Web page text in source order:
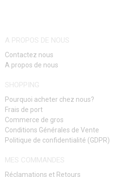
PROTECTEURS
CHARGEURS POCHES
POCHES M4
POCHES G36
A PROPOS DE NOUS
Contactez nous
A propos de nous
SHOPPING
Pourquoi acheter chez nous?
Frais de port
Commerce de gros
Conditions Générales de Vente
Politique de confidentialité (GDPR)
MES COMMANDES
Réclamations et Retours